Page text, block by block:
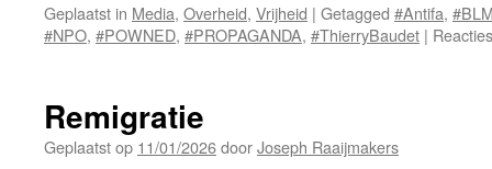
Geplaatst in Media, Overheid, Vrijheid | Getagged #Antifa,
#NPO, #POWNED, #PROPAGANDA, #ThierryBaudet |
Remigratie
Geplaatst op 11/01/2026doorJoseph Raaijmakers